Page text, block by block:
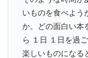
いものを食べよう
か。どの面白い本
ら １日 １日を過
楽しいものになる